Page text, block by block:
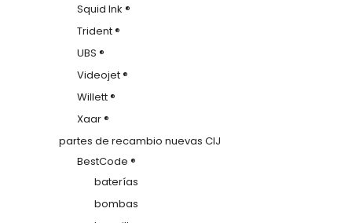
Squid Ink ®
Trident ®
UBS ®
Videojet ®
Willett ®
Xaar ®
partes de recambio nuevas CIJ
BestCode ®
baterías
bombas